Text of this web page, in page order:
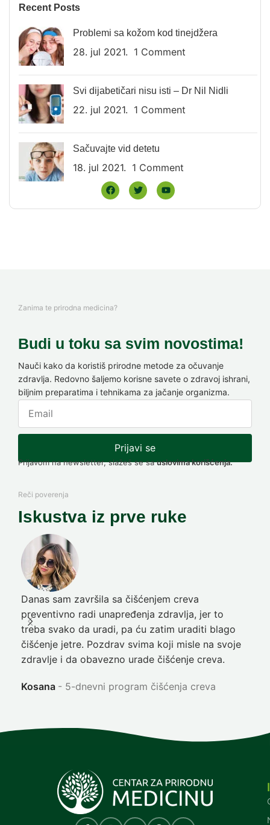
Recent Posts
Problemi sa kožom kod tinejdžera
28. jul 2021. 1 Comment
Svi dijabetičari nisu isti – Dr Nil Nidli
22. jul 2021. 1 Comment
Sačuvajte vid detetu
18. jul 2021. 1 Comment
Zanima te prirodna medicina?
Budi u toku sa svim novostima!
Nauči kako da koristiš prirodne metode za očuvanje
zdravlja. Redovno šaljemo korisne savete o zdravoj ishrani,
biljnim preparatima i tehnikama za jačanje organizma.
Prijavi se
Prijavom na newsletter, slažeš se sauslovima korišćenja.
Reči poverenja
Iskustva iz prve ruke
Danas sam završila sa čišćenjem creva
preventivno radi unapređenja zdravlja, jer to
treba svako da uradi, pa ću zatim uraditi blago
čišćenje jetre. Pozdrav svima koji misle na svoje
zdravlje i da obavezno urade čišćenje creva.
Kosana 5-dnevni program čišćenja creva